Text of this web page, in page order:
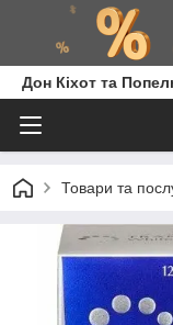
Дон Кіхот та
Товари та